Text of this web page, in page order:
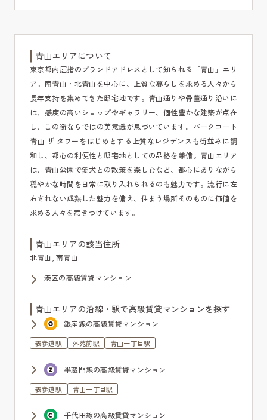
青山エリアについて
東京都内屈指のブランドアドレスとして知られる「青山」エリ
ア。南青山・北青山を中心に、上質な暮らしを求める人々から
長年支持を集めてきた邸宅地です。青山通りや骨董通り沿いに
は、感度の高いショップやギャラリー、個性豊かな建築が点在
し、この街ならではの美意識が息づいています。パークコート
青山 ザ タワーをはじめとする上質なレジデンスも街並みに調
和し、都心の利便性と邸宅地としての品格を兼備。青山エリア
は、青山公園で愛犬との散策を楽しむなど、都心にありながら
穏やかな時間を日常に取り入れられるのも魅力です。流行に左
右されない成熟した魅力を備え、住まう場所そのものに価値を
求める人々を惹きつけています。
青山エリアの該当住所
北青山, 南青山
港区の高級賃貸マンション
青山エリアの沿線・駅で高級賃貸マンションを探す
銀座線の高級賃貸マンション
表参道駅 外苑前駅 青山一丁目駅
半蔵門線の高級賃貸マンション
表参道駅 青山一丁目駅
千代田線の高級賃貸マンション